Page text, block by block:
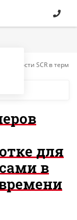
мощности SCR в
для
в